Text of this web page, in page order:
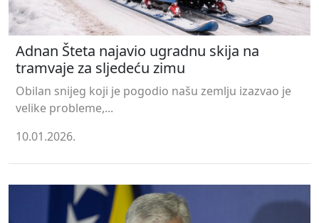
Adnan Šteta najavio ugradnu skija na
tramvaje za sljedeću zimu
Obilan snijeg koji je pogodio našu zemlju izazvao je
velike probleme,...
10.01.2026.